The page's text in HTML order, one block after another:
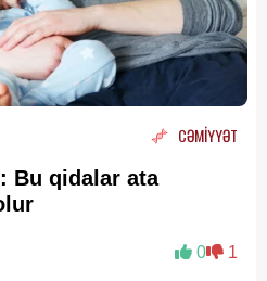
CƏMİYYƏT
: Bu qidalar ata
0 1